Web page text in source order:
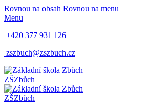
Rovnou na obsah Rovnou na menu
Menu
+420 377 931 126
zszbuch@zszbuch.cz
ZŠZbůch
ZŠZbůch